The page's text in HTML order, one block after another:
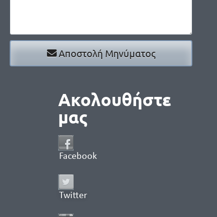
Αποστολή Μηνύματος
Ακολουθήστε
μας
Facebook
Twitter